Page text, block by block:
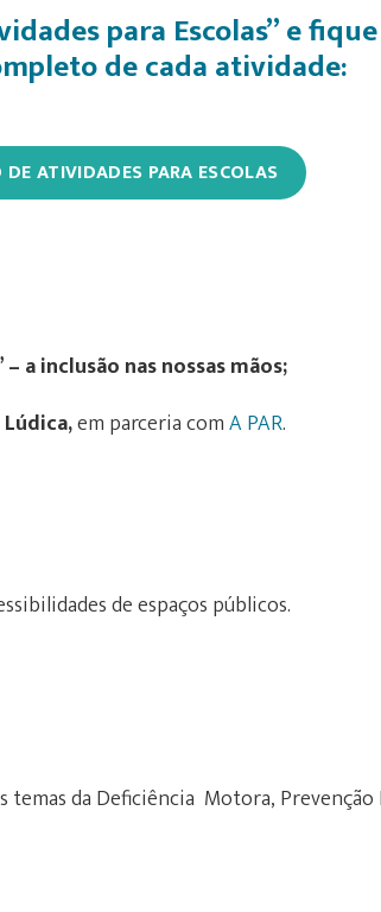
para Escolas”e
de cada atividade:
ATIVIDADES PARA ESCOLAS
– a inclusão nas nossas mãos;
Lúdica,em parceria comA PAR.
de espaços públicos.
temas da Deficiência Motora,